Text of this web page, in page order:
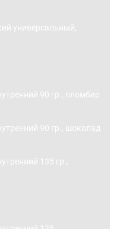
универсальный,
90 гр., пломбир
90 гр., шоколад
135 гр.,